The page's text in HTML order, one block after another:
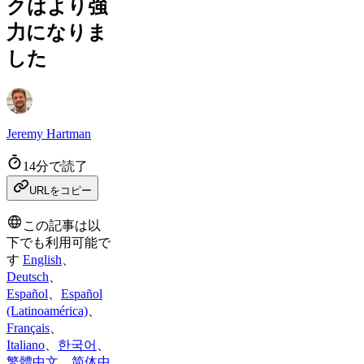
クはより強
力になりま
した
Jeremy Hartman
14分で読了
URLをコピー
この記事は以
下でも利用可能で
す English
Deutsch
Español
Español
(Latinoamérica)
Français
Italiano
한국어